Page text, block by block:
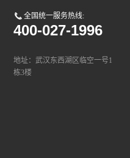
全国统一服务热线:
400-027-1996
地址：武汉东西湖区临空一号1
栋3楼